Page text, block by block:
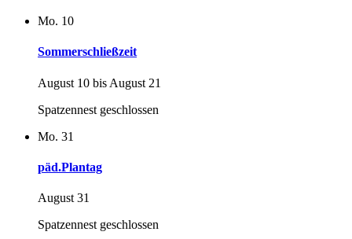
Mo. 10
Sommerschließzeit
August 10 bis August 21
Spatzennest geschlossen
Mo. 31
päd.Plantag
August 31
Spatzennest geschlossen